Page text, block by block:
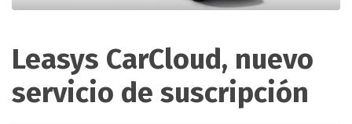
Leasys CarCloud, nuevo
servicio de suscripción